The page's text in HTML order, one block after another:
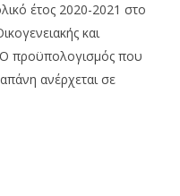
έτος 2020-2021 στο
και
Ο προϋπολογισμός που
ανέρχεται σε